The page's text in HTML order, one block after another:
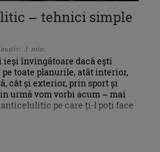
– tehnici simple
1 min.
învingătoare dacă ești
toate planurile, atât interior,
cât și exterior, prin sport și
urmă vom vorbi acum – mai
pe care ți-l poți face